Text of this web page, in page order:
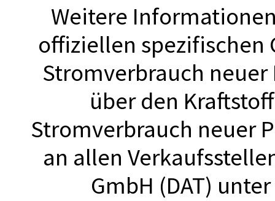
Weitere
offiziellen spezifischen
Stromverbrauch
über den
Stromverbrauch neuer
an allen
GmbH (DAT) unter